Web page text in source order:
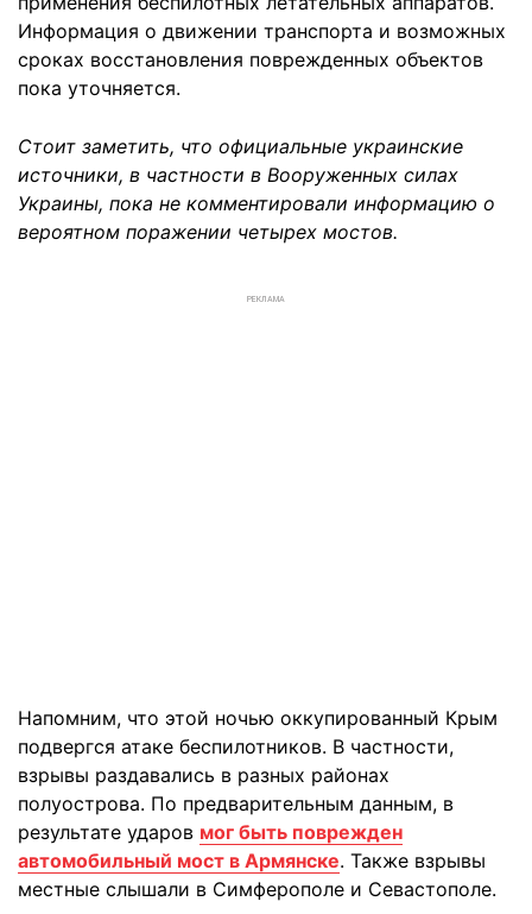
Информация о движении транспорта и возможных
сроках восстановления поврежденных объектов
пока уточняется.
Стоит заметить, что официальные украинские
источники, в частности в Вооруженных силах
Украины, пока не комментировали информацию о
вероятном поражении четырех мостов.
РЕКЛАМА
Напомним, что этой ночью оккупированный Крым
подвергся атаке беспилотников. В частности,
взрывы раздавались в разных районах
полуострова. По предварительным данным, в
результате ударов мог быть поврежден
автомобильный мост в Армянске. Также взрывы
местные слышали в Симферополе и Севастополе.